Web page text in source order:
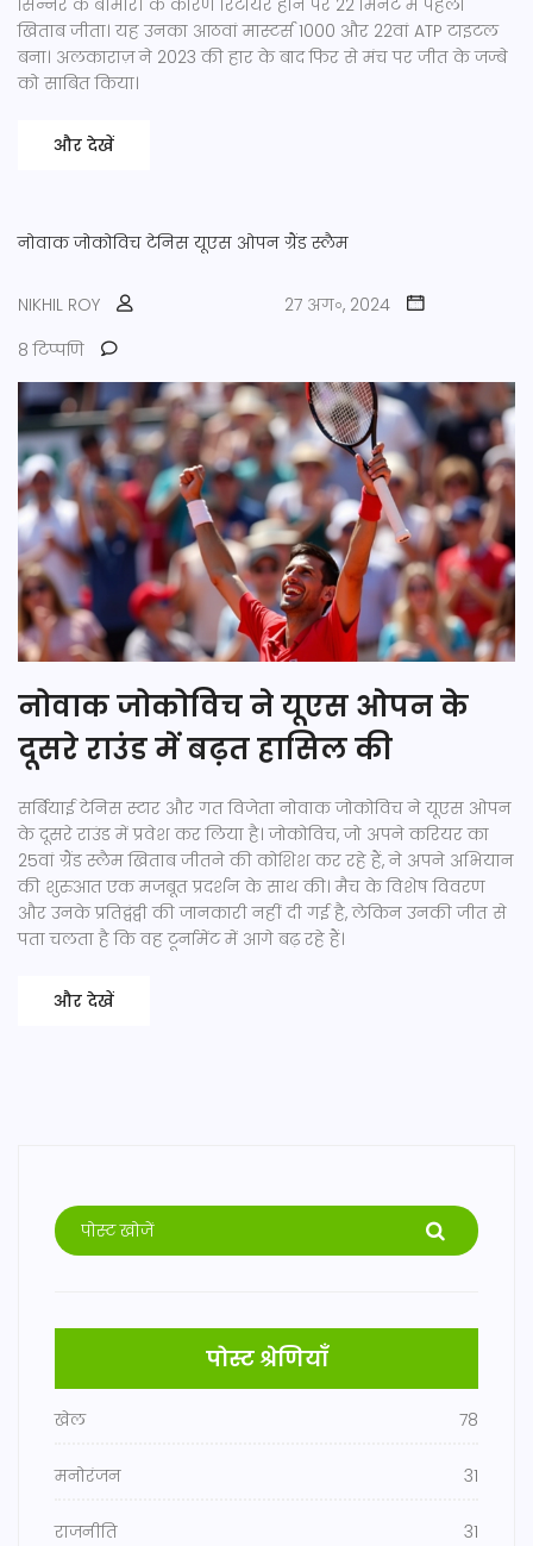
सिन्नर के बीमारी के कारण रिटायर होने पर 22 मिनट में पहला
खिताब जीता। यह उनका आठवां मास्टर्स 1000 और 22वां ATP टाइटल
बना। अलकाराज़ ने 2023 की हार के बाद फिर से मंच पर जीत के जज्बे
को साबित किया।
और देखें
नोवाक जोकोविच टेनिस यूएस ओपन ग्रैंड स्लैम
NIKHIL ROY
27 अग॰, 2024
8 टिप्पणि
नोवाक जोकोविच ने यूएस ओपन के
दूसरे राउंड में बढ़त हासिल की
सर्बियाई टेनिस स्टार और गत विजेता नोवाक जोकोविच ने यूएस ओपन
के दूसरे राउंड में प्रवेश कर लिया है। जोकोविच, जो अपने करियर का
25वां ग्रैंड स्लैम खिताब जीतने की कोशिश कर रहे हैं, ने अपने अभियान
की शुरुआत एक मजबूत प्रदर्शन के साथ की। मैच के विशेष विवरण
और उनके प्रतिद्वंद्वी की जानकारी नहीं दी गई है, लेकिन उनकी जीत से
पता चलता है कि वह टूर्नामेंट में आगे बढ़ रहे हैं।
और देखें
पोस्ट श्रेणियाँ
खेल 78
मनोरंजन 31
राजनीति 31